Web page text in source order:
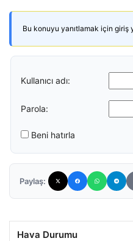
Bu konuyu yanıtlamak için giriş
Kullanıcı adı:
Parola:
Beni hatırla
Paylaş:
Hava Durumu